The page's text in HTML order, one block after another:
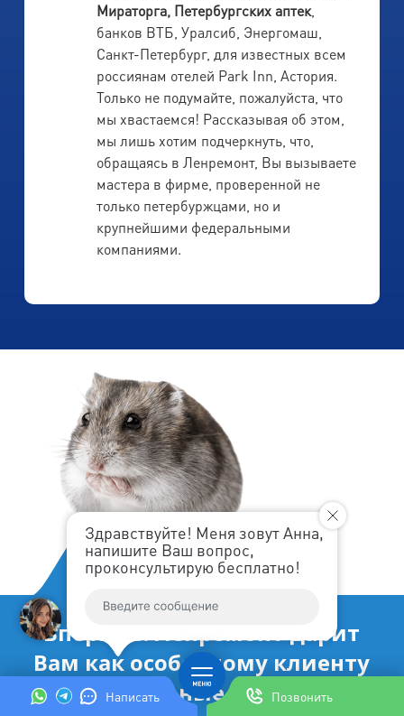
Написать Позвонить
Здравствуйте! Меня зовут Анна,
напишите Ваш вопрос,
проконсультирую бесплатно!
Мираторга, Петербургских аптек,
банков ВТБ, Уралсиб, Энергомаш,
Санкт-Петербург, для известных всем
россиянам отелей Park Inn, Астория.
Только не подумайте, пожалуйста, что
мы хвастаемся! Рассказывая об этом,
мы лишь хотим подчеркнуть, что,
обращаясь в Ленремонт, Вы вызываете
мастера в фирме, проверенной не
только петербуржцами, но и
крупнейшими федеральными
компаниями.
Впервые! Ленремонт дарит
Вам как особенному клиенту
уникальные купоны!